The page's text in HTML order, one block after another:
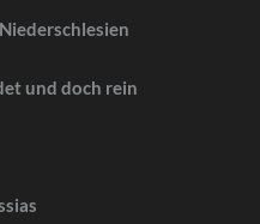
und doch rein